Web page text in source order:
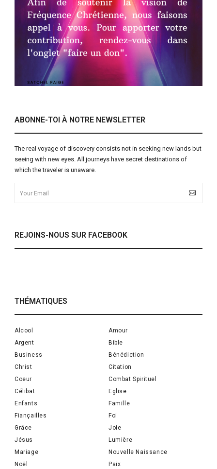
ABONNE-TOI À NOTRE NEWSLETTER
The real voyage of discovery consists not in seeking new lands but
seeing with new eyes. All journeys have secret destinations of
which the traveler is unaware.
REJOINS-NOUS SUR FACEBOOK
THÉMATIQUES
Alcool
Amour
Argent
Bible
Business
Bénédiction
Christ
Citation
Coeur
Combat Spirituel
Célibat
Eglise
Enfants
Famille
Fiançailles
Foi
Grâce
Joie
Jésus
Lumière
Mariage
Nouvelle Naissance
Noël
Paix